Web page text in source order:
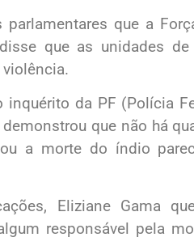
que a
que as unidades
inquérito da PF (Polícia
demonstrou que não há
a morte do índio
Eliziane Gama
responsável pela